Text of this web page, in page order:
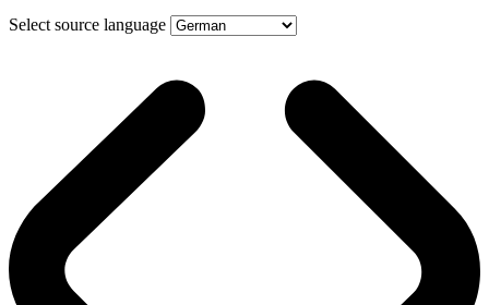
Select source language